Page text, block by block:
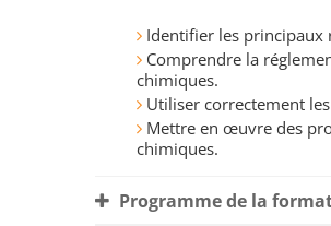
Identifier les principaux
Comprendre la
chimiques.
Utiliser correctement
Mettre en œuvre des
chimiques.
Programme de la